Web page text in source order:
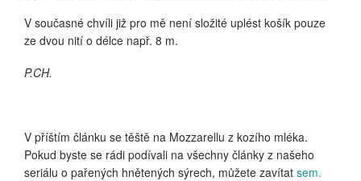
V současné chvíli již pro mě není složité uplést košík pouze
ze dvou nití o délce např. 8 m.
P.CH.
V příštím článku se těště na Mozzarellu z kozího mléka.
Pokud byste se rádi podívali na všechny články z našeho
seriálu o pařených hnětených sýrech, můžete zavítat sem.